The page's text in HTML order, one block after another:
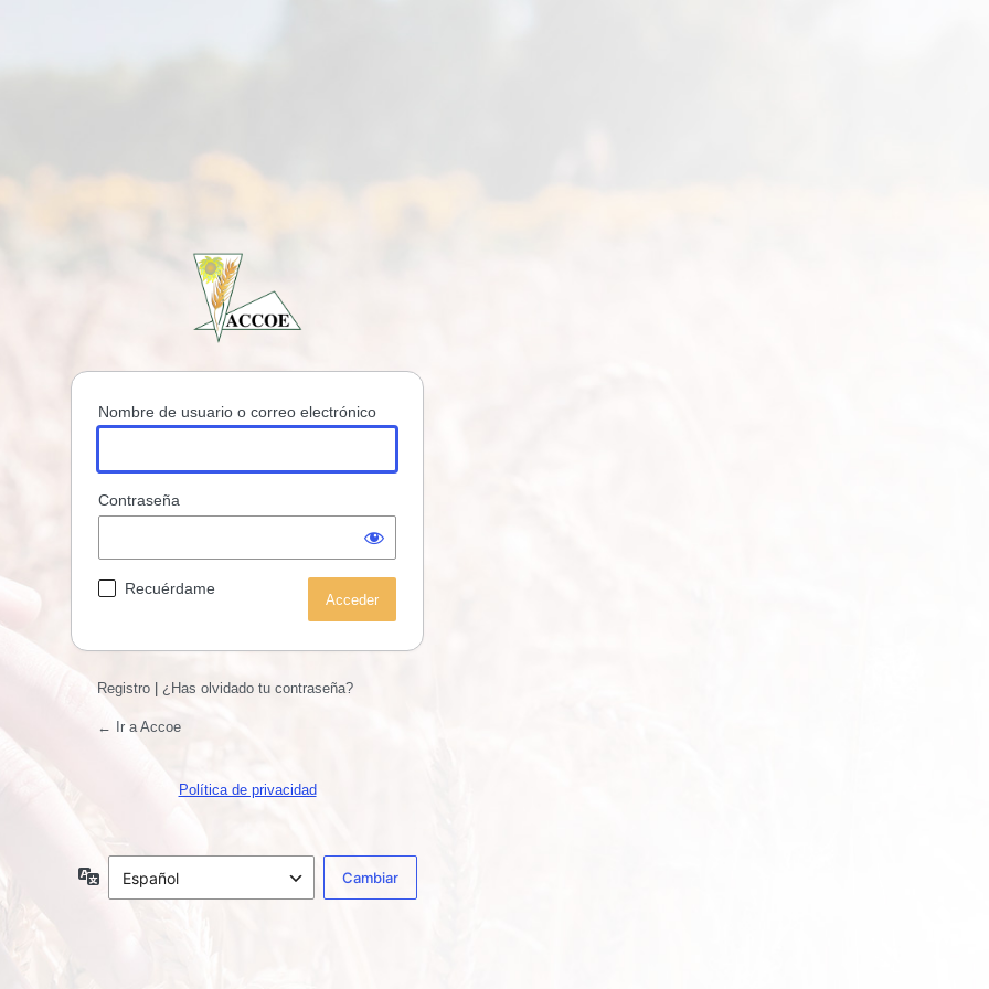
Nombre de usuario o correo electrónico
Contraseña
Recuérdame
Registro ¿Has olvidado tu contraseña?
← Ir a Accoe
Política de privacidad
Idioma